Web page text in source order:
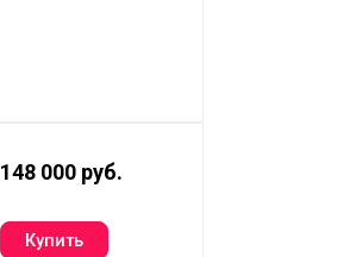
148 000 руб.